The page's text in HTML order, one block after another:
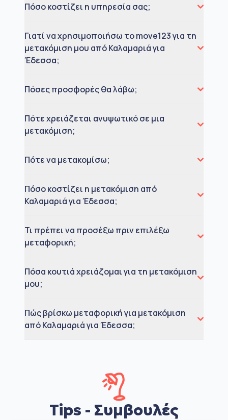
Πόσο κοστίζει η υπηρεσία σας;
Γιατί να χρησιμοποιήσω το move123 για τη
μετακόμιση μου από Καλαμαριά για
Έδεσσα;
Πόσες προσφορές θα λάβω;
Πότε χρειάζεται ανυψωτικό σε μια
μετακόμιση;
Πότε να μετακομίσω;
Πόσο κοστίζει η μετακόμιση από
Καλαμαριά για Έδεσσα;
Τι πρέπει να προσέξω πριν επιλέξω
μεταφορική;
Πόσα κουτιά χρειάζομαι για τη μετακόμιση
μου;
Πώς βρίσκω μεταφορική για μετακόμιση
από Καλαμαριά για Έδεσσα;
Tips - Συμβουλές